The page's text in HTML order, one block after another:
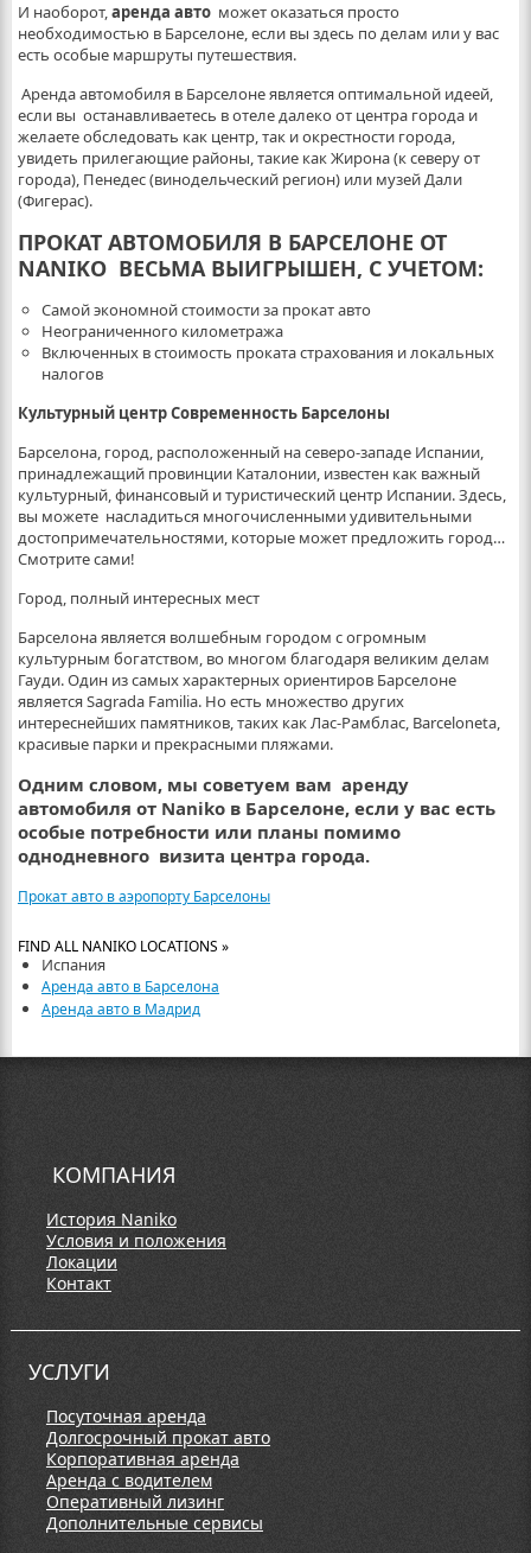
И наоборот,аренда автоможет оказаться просто
необходимостью в Барселоне, если вы здесь по делам или у вас
есть особые маршруты путешествия.
Аренда автомобиля в Барселоне является оптимальной идеей,
если вы останавливаетесь в отеле далеко от центра города и
желаете обследовать как центр, так и окрестности города,
увидеть прилегающие районы, такие как Жирона (к северу от
города), Пенедес (винодельческий регион) или музей Дали
(Фигерас).
ПРОКАТ АВТОМОБИЛЯ В БАРСЕЛОНЕ ОТ
NANIKO ВЕСЬМА ВЫИГРЫШЕН, С УЧЕТОМ:
Самой экономной стоимости за прокат авто
Неограниченного километража
Включенных в стоимость проката страхования и локальных
налогов
Культурный центр Современность Барселоны
Барселона, город, расположенный на северо-западе Испании,
принадлежащий провинции Каталонии, известен как важный
культурный, финансовый и туристический центр Испании. Здесь,
вы можете насладиться многочисленными удивительными
достопримечательностями, которые может предложить город…
Смотрите сами!
Город, полный интересных мест
Барселона является волшебным городом с огромным
культурным богатством, во многом благодаря великим делам
Гауди. Один из самых характерных ориентиров Барселоне
является Sagrada Familia. Но есть множество других
интереснейших памятников, таких как Лас-Рамблас, Barceloneta,
красивые парки и прекрасными пляжами.
Одним словом, мы советуем вам аренду
автомобиля от Naniko в Барселоне, если у вас есть
особые потребности или планы помимо
однодневного визита центра города.
Прокат авто в аэропорту Барселоны
FIND ALL NANIKO LOCATIONS »
Испания
Аренда авто в Барселона
Аренда авто в Мадрид
КОМПАНИЯ
История Naniko
Условия и положения
Локации
Контакт
УСЛУГИ
Посуточная аренда
Долгосрочный прокат авто
Корпоративная аренда
Аренда с водителем
Оперативный лизинг
Дополнительные сервисы